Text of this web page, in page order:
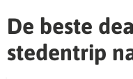
De beste
stedentrip